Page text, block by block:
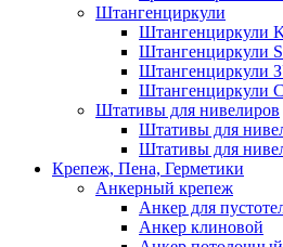
Штангенциркули
Штангенциркули
Штангенциркули
Штангенциркули
Штангенциркули
Штативы для нивелиров
Штативы для
Штативы для
Крепеж, Пена, Герметики
Анкерный крепеж
Анкер для
Анкер клиновой